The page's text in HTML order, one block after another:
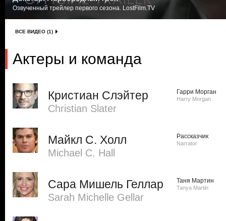
Озвученный трейлер первого сезона. LostFilm.TV
ВСЕ ВИДЕО (1)
Актеры и команда
Кристиан Слэйтер
Christian Slater
Гарри Морган
Harry Morgan
Майкл С. Холл
Michael C. Hall
Рассказчик
Narrator
Сара Мишель Геллар
Sarah Michelle Gellar
Таня Мартин
Tanya Martin